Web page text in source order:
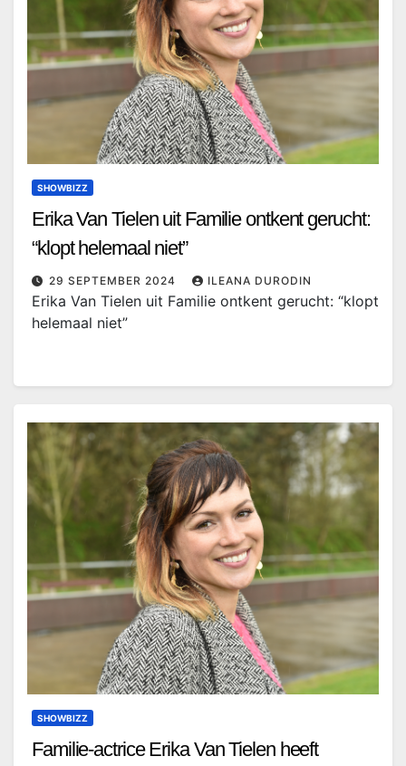
SHOWBIZZ
Erika Van Tielen uit Familie ontkent gerucht:
“klopt helemaal niet”
29 SEPTEMBER 2024 ILEANA DURODIN
Erika Van Tielen uit Familie ontkent gerucht: “klopt
helemaal niet”
SHOWBIZZ
Familie-actrice Erika Van Tielen heeft